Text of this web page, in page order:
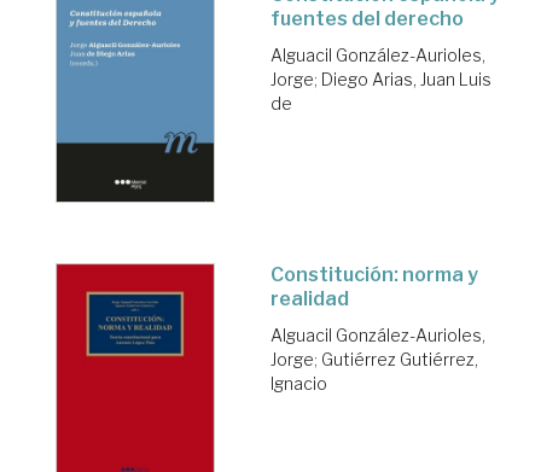
fuentes del derecho
Alguacil González-Aurioles,
Jorge; Diego Arias, Juan Luis
de
Constitución: norma y
realidad
Alguacil González-Aurioles,
Jorge; Gutiérrez Gutiérrez,
Ignacio